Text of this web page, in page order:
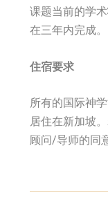
课题当前的学
在三年内完成。
住宿要求
所有的国际神
居住在新加坡
顾问/导师的同